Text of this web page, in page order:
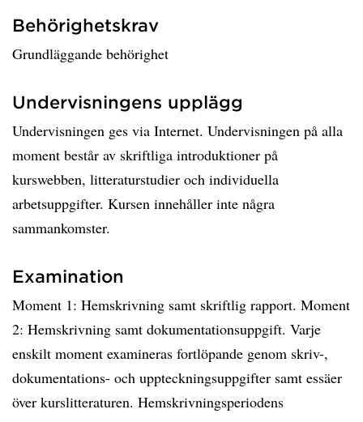
Behörighetskrav
Grundläggande behörighet
Undervisningens upplägg
Undervisningen ges via Internet. Undervisningen på alla
moment består av skriftliga introduktioner på
kurswebben, litteraturstudier och individuella
arbetsuppgifter. Kursen innehåller inte några
sammankomster.
Examination
Moment 1: Hemskrivning samt skriftlig rapport. Moment
2: Hemskrivning samt dokumentationsuppgift. Varje
enskilt moment examineras fortlöpande genom skriv-,
dokumentations- och uppteckningsuppgifter samt essäer
över kurslitteraturen. Hemskrivningsperiodens